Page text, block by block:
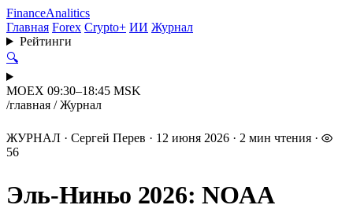
FinanceAnalitics
Главная Forex Crypto+ ИИ Журнал
Рейтинги
🔍
MOEX 09:30–18:45 MSK
/главная / Журнал
ЖУРНАЛ · Сергей Перев · 12 июня 2026 · 2 мин чтения ·
56
Эль-Ниньо 2026: NOAA